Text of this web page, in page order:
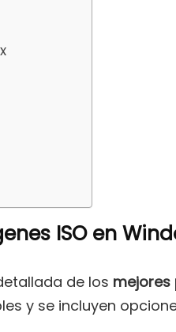
ISO en
de los
y se incluyen